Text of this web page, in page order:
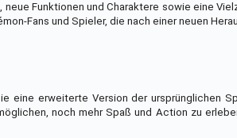
Funktionen und Charaktere sowie eine
Fans und Spieler, die nach einer neuen
eine erweiterte Version der ursprünglichen
noch mehr Spaß und Action zu